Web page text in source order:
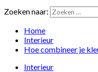
Zoeken naar:
Home
Interieur
Hoe combineer je
Interieur